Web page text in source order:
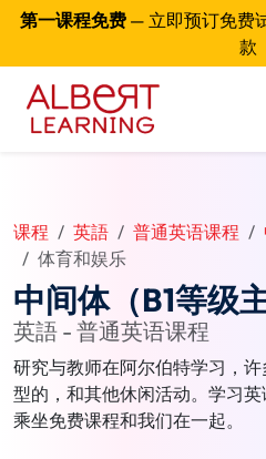
第一课程免费 — 立即预订免费
款
课程 英語 普通英语课程
体育和娱乐
中间体（B1等级
英語 - 普通英语课程
研究与教师在阿尔伯特学习，
型的，和其他休闲活动。学习
乘坐免费课程和我们在一起。